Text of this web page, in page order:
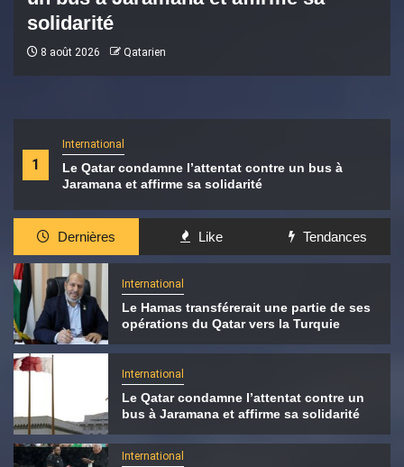
1
International
Le Qatar condamne l’attentat contre un bus à
Jaramana et affirme sa solidarité
solidarité
8 août 2026 Qatarien
Dernières Like Tendances
International
Le Hamas transférerait une partie de ses
opérations du Qatar vers la Turquie
International
Le Qatar condamne l’attentat contre un
bus à Jaramana et affirme sa solidarité
International